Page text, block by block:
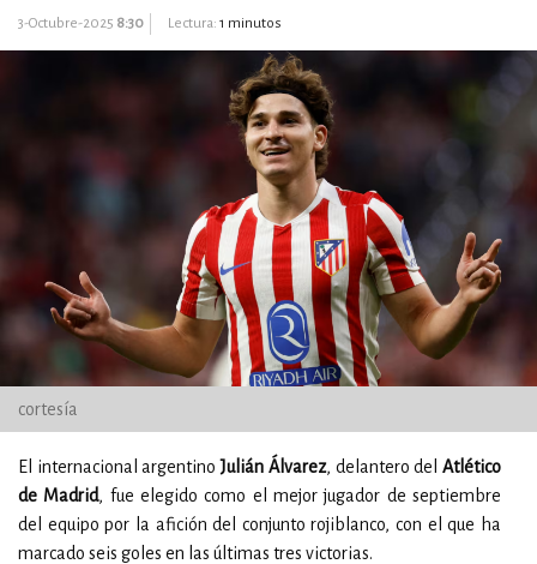
3-Octubre-2025 8:30 Lectura: 1 minutos
cortesía
El internacional argentino Julián Álvarez, delantero delAtlético
de Madrid, fue elegido como el mejor jugador de septiembre
del equipo por la afición del conjunto rojiblanco, con el que ha
marcado seis goles en las últimas tres victorias.